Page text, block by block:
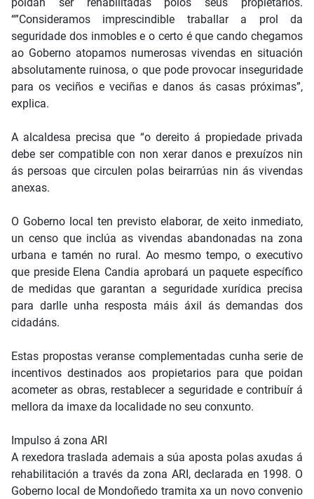
“”Consideramos imprescindible traballar a prol da
seguridade dos inmobles e o certo é que cando chegamos
ao Goberno atopamos numerosas vivendas en situación
absolutamente ruinosa, o que pode provocar inseguridade
para os veciños e veciñas e danos ás casas próximas”,
explica.
A alcaldesa precisa que “o dereito á propiedade privada
debe ser compatible con non xerar danos e prexuízos nin
ás persoas que circulen polas beirarrúas nin ás vivendas
anexas.
O Goberno local ten previsto elaborar, de xeito inmediato,
un censo que inclúa as vivendas abandonadas na zona
urbana e tamén no rural. Ao mesmo tempo, o executivo
que preside Elena Candia aprobará un paquete específico
de medidas que garantan a seguridade xurídica precisa
para darlle unha resposta máis áxil ás demandas dos
cidadáns.
Estas propostas veranse complementadas cunha serie de
incentivos destinados aos propietarios para que poidan
acometer as obras, restablecer a seguridade e contribuír á
mellora da imaxe da localidade no seu conxunto.
Impulso á zona ARI
A rexedora traslada ademais a súa aposta polas axudas á
rehabilitación a través da zona ARI, declarada en 1998. O
Goberno local de Mondoñedo tramita xa un novo convenio